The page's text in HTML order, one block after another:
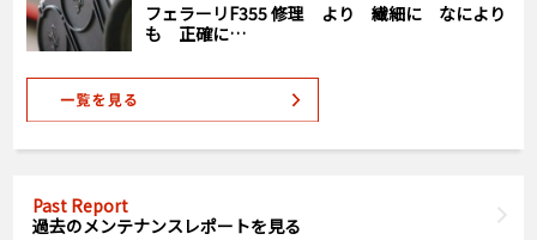
フェラーリF355 修理 より 繊細に なにより
も 正確に…
Past Report
過去のメンテナンスレポートを見る